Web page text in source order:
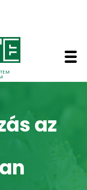
az